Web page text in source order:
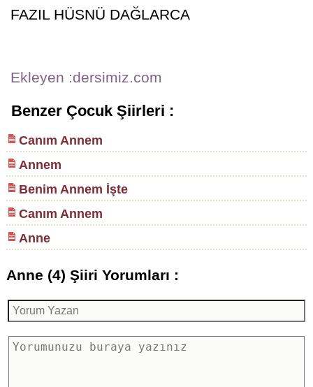
FAZIL HÜSNÜ DAĞLARCA
Ekleyen :dersimiz.com
Benzer Çocuk Şiirleri :
Canım Annem
Annem
Benim Annem İşte
Canım Annem
Anne
Anne (4) Şiiri Yorumları :